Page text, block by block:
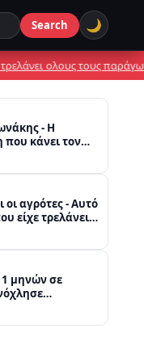
Search 🌙
τους παράγωγους•
- Η
που κάνει τον
αγρότες - Αυτό
είχε τρελάνει
μηνών σε
μέσα σε πλοίο